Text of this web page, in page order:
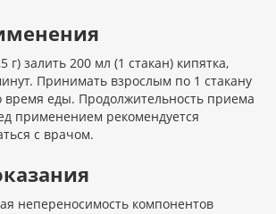
г) залить 200 мл (1 стакан) кипятка,
Принимать взрослым по 1 стакану
время еды. Продолжительность приема
применением рекомендуется
с врачом.
непереносимость компонентов